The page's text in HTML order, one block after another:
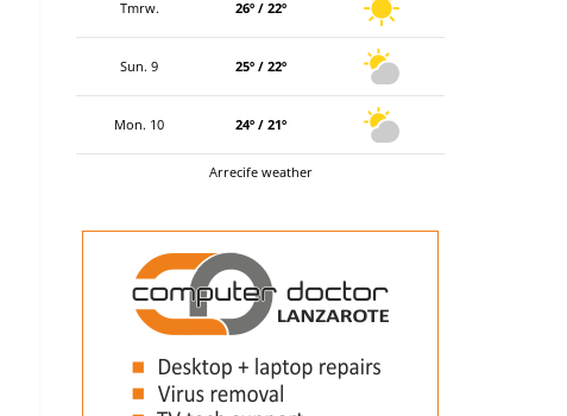
Tmrw. 26º / 22º
Sun. 9 25º / 22º
Mon. 10 24º / 21º
Arrecife weather